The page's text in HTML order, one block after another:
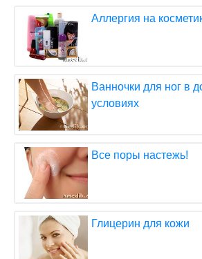
Аллергия на
Ванночки для ног в
условиях
Все поры настежь!
Глицерин для кожи